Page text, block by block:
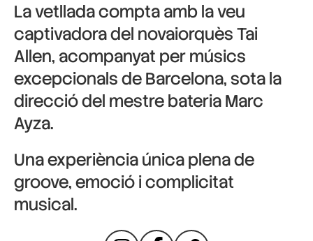
La vetllada compta amb la veu
captivadora del novaiorquèsTai
Allen, acompanyat per músics
excepcionals de Barcelona, sota la
direcció del mestre bateriaMarc
Ayza.
Una experiència única plena de
groove, emoció i complicitat
musical.